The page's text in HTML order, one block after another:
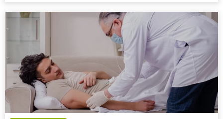
строительстве. - Катанка: Прокатан...